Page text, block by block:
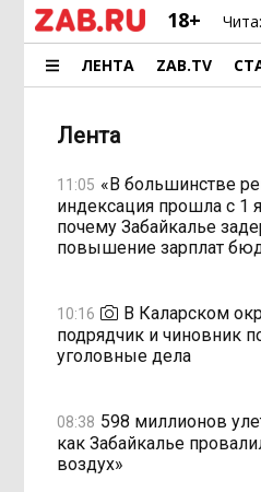
18+ Чита:
ЛЕНТА ZAB.TV
Лента
11:05 «В большинстве
индексация прошла с 1
почему Забайкалье
повышение зарплат
10:16
В Каларском
подрядчик и чиновник
уголовные дела
08:38 598 миллионов
как Забайкалье
воздух»